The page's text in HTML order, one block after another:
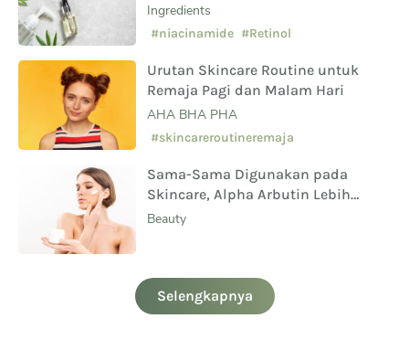
Ingredients
#niacinamide #Retinol
Urutan Skincare Routine untuk
Remaja Pagi dan Malam Hari
AHA BHA PHA
#skincareroutineremaja
Sama-Sama Digunakan pada
Skincare, Alpha Arbutin Lebih
Aman Digunakan Daripada
Beauty
Selengkapnya